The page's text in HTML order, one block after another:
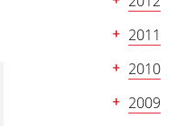
2011
2010
2009